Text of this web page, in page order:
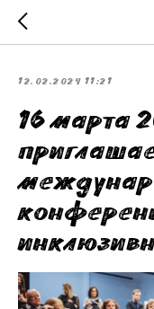
12.02.2024 11:21
16 марта